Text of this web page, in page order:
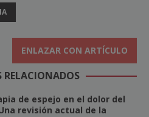
ENLAZAR CON ARTÍCULO
RELACIONADOS
de espejo en el dolor del
revisión actual de la